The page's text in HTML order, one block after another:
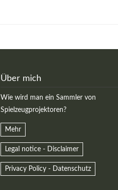
Über mich
Wie wird man ein Sammler von
Spielzeugprojektoren?
Mehr
Legal notice - Disclaimer
Privacy Policy - Datenschutz